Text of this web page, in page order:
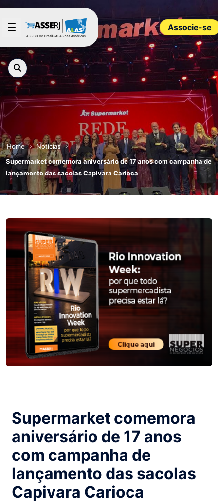
Pular para o Conteúdo principal
Associe-se
Home
Notícias
Supermarket comemora aniversário de 17 anos com campanha de
lançamento das sacolas Capivara Carioca
Supermarket comemora
aniversário de 17 anos
com campanha de
lançamento das sacolas
Capivara Carioca